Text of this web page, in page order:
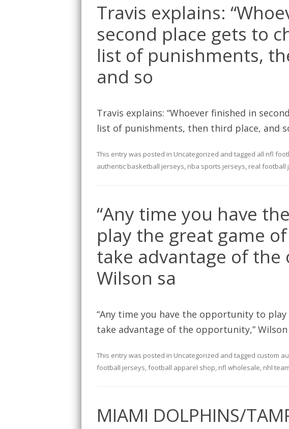
Travis explains:
second place gets to
list of punishments,
and so
Travis explains: “Whoever finished in
list of punishments, then third place, and
This entry was posted in Uncategorized and tagged all nfl
authentic basketball jerseys, nba sports jerseys, real football
“Any time you have
play the great game
take advantage of the
Wilson sa
“Any time you have the opportunity to
take advantage of the opportunity,”
This entry was posted in Uncategorized and tagged custom
football jerseys,football apparel shop, nfl wholesale, nhl
MIAMI DOLPHINS/